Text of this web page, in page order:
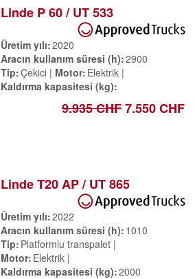
Linde P 60 / UT 533
Üretim yılı 2020
Aracın kullanım süresi (h) 2900
Tip Çekici Motor Elektrik
Kaldırma kapasitesi (kg)
9.935 CHF7.550 CHF
Linde T20 AP / UT 865
Üretim yılı 2022
Aracın kullanım süresi (h) 1010
Tip Platformlu transpalet
Motor Elektrik
Kaldırma kapasitesi (kg) 2000